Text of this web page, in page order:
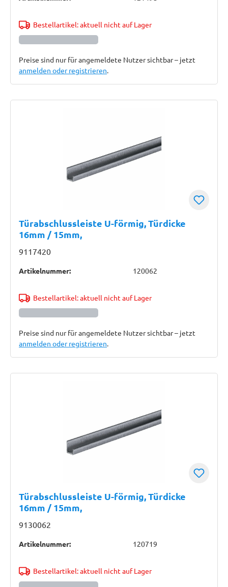
Bestellartikel: aktuell nicht auf Lager
Preise sind nur für angemeldete Nutzer sichtbar – jetzt
anmelden oder registrieren.
Türabschlussleiste U-förmig, Türdicke
16mm / 15mm,
9117420
Artikelnummer: 120062
Bestellartikel: aktuell nicht auf Lager
Preise sind nur für angemeldete Nutzer sichtbar – jetzt
anmelden oder registrieren.
Türabschlussleiste U-förmig, Türdicke
16mm / 15mm,
9130062
Artikelnummer: 120719
Bestellartikel: aktuell nicht auf Lager